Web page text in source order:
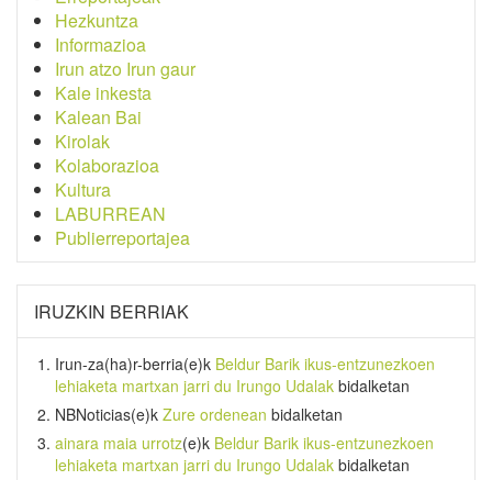
Hezkuntza
Informazioa
Irun atzo Irun gaur
Kale inkesta
Kalean Bai
Kirolak
Kolaborazioa
Kultura
LABURREAN
Publierreportajea
IRUZKIN BERRIAK
Irun-za(ha)r-berria(e)k Beldur Barik ikus-entzunezkoen
lehiaketa martxan jarri du Irungo Udalak bidalketan
NBNoticias(e)k Zure ordenean bidalketan
ainara maia urrotz(e)k Beldur Barik ikus-entzunezkoen
lehiaketa martxan jarri du Irungo Udalak bidalketan